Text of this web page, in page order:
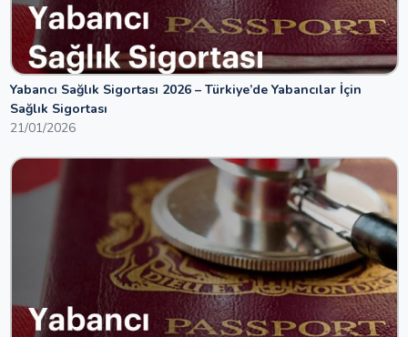
Yabancı Sağlık Sigortası 2026 – Türkiye’de Yabancılar İçin
Sağlık Sigortası
21/01/2026